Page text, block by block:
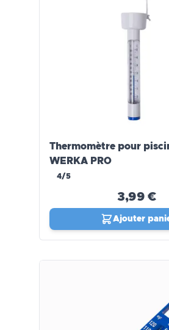
Thermomètre pour
WERKA PRO
4/5
3,99 €
Ajouter